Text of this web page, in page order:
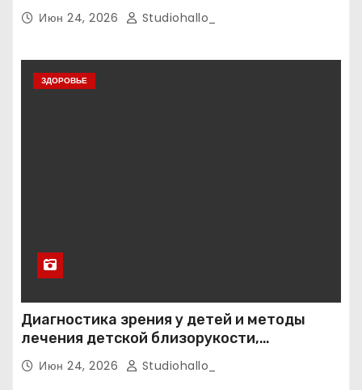
Июн 24, 2026 Studiohallo_
ЗДОРОВЬЕ
Диагностика зрения у детей и методы
лечения детской близорукости,
косоглазия и амблиопии
Июн 24, 2026 Studiohallo_